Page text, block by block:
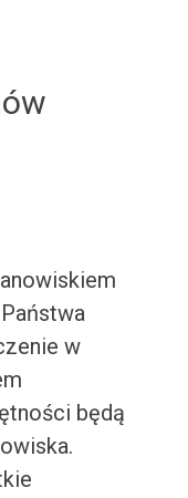
w
będą